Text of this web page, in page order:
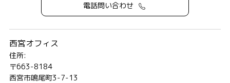
電話問い合わせ
西宮オフィス
住所:
〒663-8184
西宮市鳴尾町3-7-13